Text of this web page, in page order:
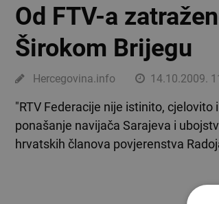
Od FTV-a
Širokom Brijegu
Hercegovina.info 14.10.2009.
"RTV Federacije nije istinito,
ponašanje navijača Sarajeva i
hrvatskih članova povjerenstva